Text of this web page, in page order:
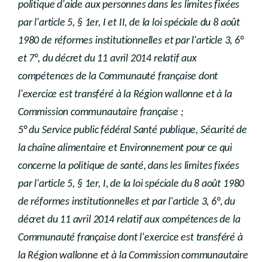
politique d'aide aux personnes dans les limites fixées
par l'article 5, § 1er, I et II, de la loi spéciale du 8 août
1980 de réformes institutionnelles et par l'article 3, 6°
et 7°, du décret du 11 avril 2014 relatif aux
compétences de la Communauté française dont
l'exercice est transféré à la Région wallonne et à la
Commission communautaire française ;
5° du Service public fédéral Santé publique, Sécurité de
la chaîne alimentaire et Environnement pour ce qui
concerne la politique de santé, dans les limites fixées
par l'article 5, § 1er, I, de la loi spéciale du 8 août 1980
de réformes institutionnelles et par l'article 3, 6°, du
décret du 11 avril 2014 relatif aux compétences de la
Communauté française dont l'exercice est transféré à
la Région wallonne et à la Commission communautaire